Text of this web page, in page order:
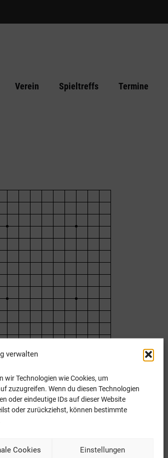
verwalten
wir Technologien wie Cookies, um
zuzugreifen. Wenn du diesen Technologien
oder eindeutige IDs auf dieser Website
oder zurückziehst, können bestimmte
Cookies Einstellungen
Verein Spieltreffs Termine